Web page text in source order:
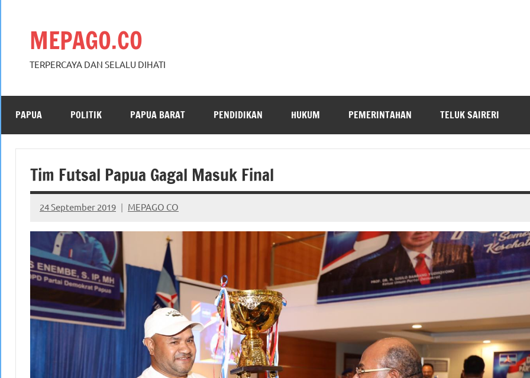
MEPAGO.CO
TERPERCAYA DAN SELALU DIHATI
PAPUA POLITIK PAPUA BARAT PENDIDIKAN HUKUM PEMERINTAHAN TELUK SAIRERI
Tim Futsal Papua Gagal Masuk Final
24 September 2019 MEPAGO CO
No
comments